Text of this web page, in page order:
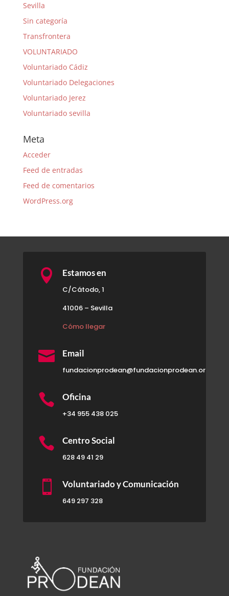
Sevilla
Sin categoría
Transfrontera
VOLUNTARIADO
Voluntariado Cádiz
Voluntariado Delegaciones
Voluntariado Jerez
Voluntariado sevilla
Meta
Acceder
Feed de entradas
Feed de comentarios
WordPress.org
 Estamos en
C/Cátodo, 1
41006 – Sevilla
Cómo llegar
 Email
fundacionprodean@fundacionprodean.org
 Oficina
+34 955 438 025
 Centro Social
628 49 41 29
 Voluntariado y Comunicación
649 297 328